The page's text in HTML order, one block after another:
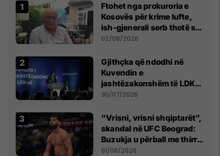
Ftohet nga prokuroria e
Kosovës për krime lufte,
ish-gjenerali serb thotë se
dikush e tradhtoi në
02/08/2026
Gjithçka që ndodhi në
Kuvendin e
jashtëzakonshëm të LDK-
së
30/07/2026
“Vrisni, vrisni shqiptarët”,
skandal në UFC Beograd:
Buzukja u përball me thirrje
anti-shqiptare nga
01/08/2026